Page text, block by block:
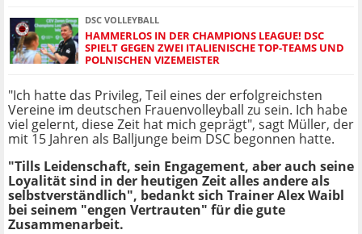
DSC VOLLEYBALL
HAMMERLOS IN DER CHAMPIONS LEAGUE! DSC
SPIELT GEGEN ZWEI ITALIENISCHE TOP-TEAMS UND
POLNISCHEN VIZEMEISTER
"Ich hatte das Privileg, Teil eines der erfolgreichsten
Vereine im deutschen Frauenvolleyball zu sein. Ich habe
viel gelernt, diese Zeit hat mich geprägt", sagt Müller, der
mit 15 Jahren als Balljunge beim DSC begonnen hatte.
"Tills Leidenschaft, sein Engagement, aber auch seine
Loyalität sind in der heutigen Zeit alles andere als
selbstverständlich", bedankt sich Trainer Alex Waibl
bei seinem "engen Vertrauten" für die gute
Zusammenarbeit.